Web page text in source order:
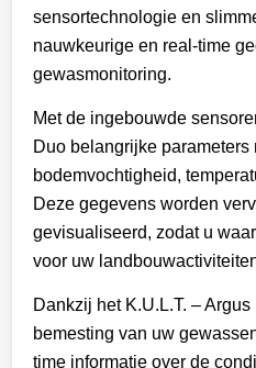
sensortechnologie en
nauwkeurige en real-time
gewasmonitoring.
Met de ingebouwde
Duo belangrijke parameters
bodemvochtigheid,
Deze gegevens worden
gevisualiseerd, zodat u
voor uw
Dankzij het K.U.L.T. –
bemesting van uw
time informatie over de